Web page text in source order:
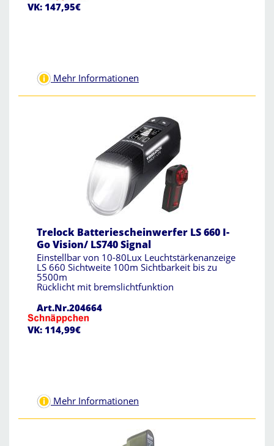
VK: 147,95€
Mehr Informationen
Trelock Batteriescheinwerfer LS 660 I-
Go Vision/ LS740 Signal
Einstellbar von 10-80Lux Leuchtstärkenanzeige
LS 660 Sichtweite 100m Sichtbarkeit bis zu
5500m
Rücklicht mit bremslichtfunktion
Art.Nr.204664
VK: 114,99€
Mehr Informationen